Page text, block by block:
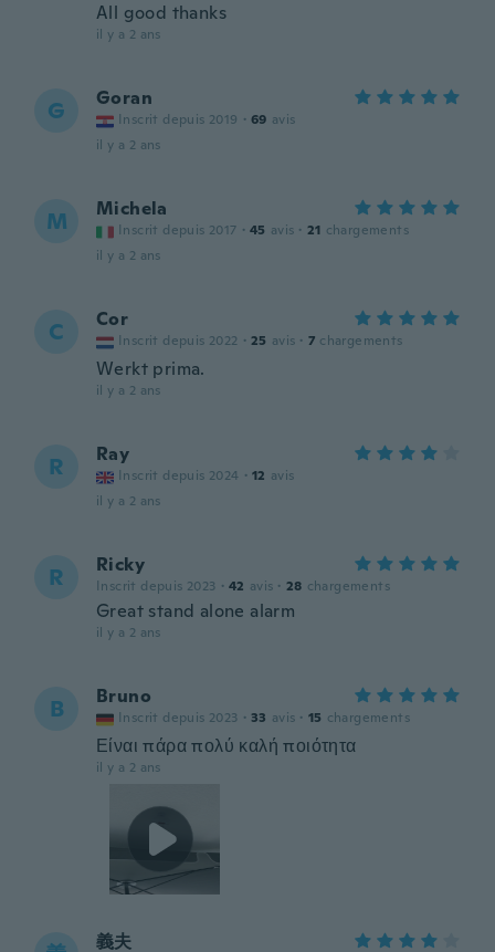
All good thanks
il y a 2 ans
G Goran
Inscrit depuis 2019 · 69 avis
il y a 2 ans
M Michela
Inscrit depuis 2017 · 45 avis · 21 chargements
il y a 2 ans
C Cor
Inscrit depuis 2022 · 25 avis · 7 chargements
Werkt prima.
il y a 2 ans
R Ray
Inscrit depuis 2024 · 12 avis
il y a 2 ans
R Ricky
Inscrit depuis 2023 · 42 avis · 28 chargements
Great stand alone alarm
il y a 2 ans
B Bruno
Inscrit depuis 2023 · 33 avis · 15 chargements
Είναι πάρα πολύ καλή ποιότητα
il y a 2 ans
義夫